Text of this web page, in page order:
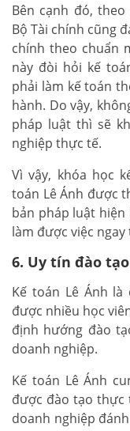
Bên cạnh đó, theo
Bộ Tài chính cũng
chính theo chuẩn
này đòi hỏi kế
phải làm kế toán
hành. Do vậy,
pháp luật thì sẽ
nghiệp thực tế.
Vì vậy, khóa học
toán Lê Ánh được
bản pháp luật
làm được việc
6. Uy tín đào
Kế toán Lê Ánh
được nhiều học
định hướng đào
doanh nghiệp.
Kế toán Lê Ánh
được đào tạo thực
doanh nghiệp